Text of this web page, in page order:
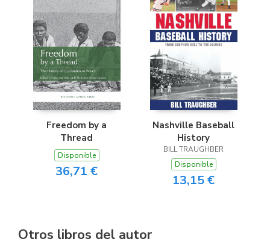
Freedom by a
Thread
Disponible
36,71 €
Nashville Baseball
History
BILL TRAUGHBER
Disponible
13,15 €
Otros libros del autor